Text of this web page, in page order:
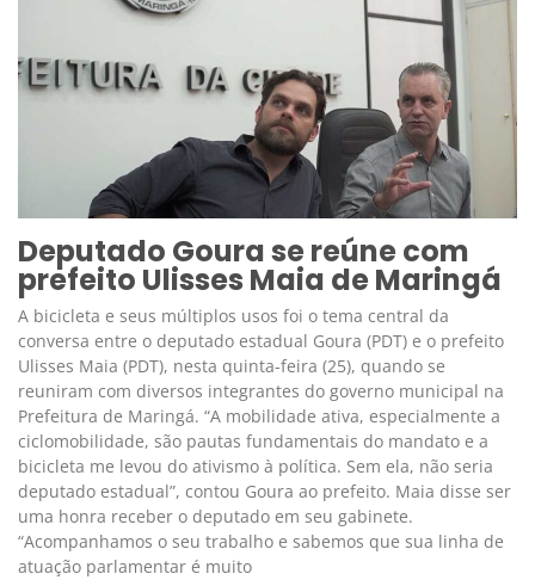
Deputado Goura se reúne com
prefeito Ulisses Maia de Maringá
A bicicleta e seus múltiplos usos foi o tema central da
conversa entre o deputado estadual Goura (PDT) e o prefeito
Ulisses Maia (PDT), nesta quinta-feira (25), quando se
reuniram com diversos integrantes do governo municipal na
Prefeitura de Maringá. “A mobilidade ativa, especialmente a
ciclomobilidade, são pautas fundamentais do mandato e a
bicicleta me levou do ativismo à política. Sem ela, não seria
deputado estadual”, contou Goura ao prefeito. Maia disse ser
uma honra receber o deputado em seu gabinete.
“Acompanhamos o seu trabalho e sabemos que sua linha de
atuação parlamentar é muito